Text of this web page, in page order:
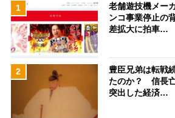
1
老舗遊技機メー
ンコ事業停止の
差拡大に拍車…
2
豊臣兄弟は転戦
たのか？ 信長
突出した経済…